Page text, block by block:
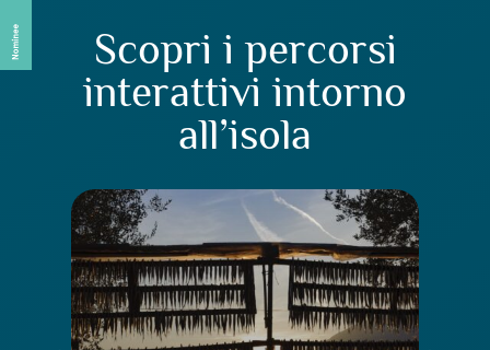
Scopri i percorsi
interattivi intorno
all’isola